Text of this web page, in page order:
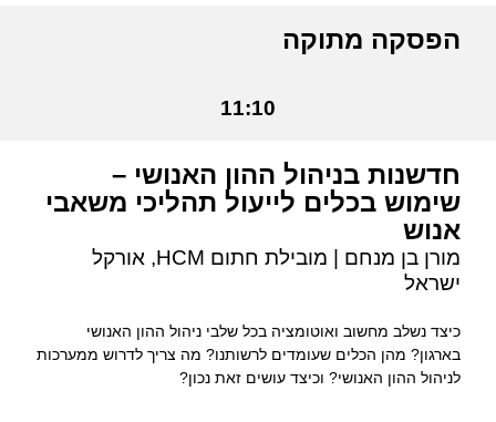
הפסקה מתוקה
11:10
חדשנות בניהול ההון האנושי –
שימוש בכלים לייעול תהליכי משאבי
אנוש
מורן בן מנחם | מובילת חתום HCM, אורקל
ישראל
כיצד נשלב מחשוב ואוטומציה בכל שלבי ניהול ההון האנושי
בארגון? מהן הכלים שעומדים לרשותנו? מה צריך לדרוש ממערכות
לניהול ההון האנושי? וכיצד עושים זאת נכון?